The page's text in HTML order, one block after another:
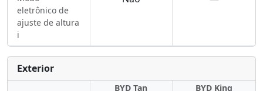
eletrônico de
ajuste de altura
ℹ️
Exterior
BYD Tan
BYD King